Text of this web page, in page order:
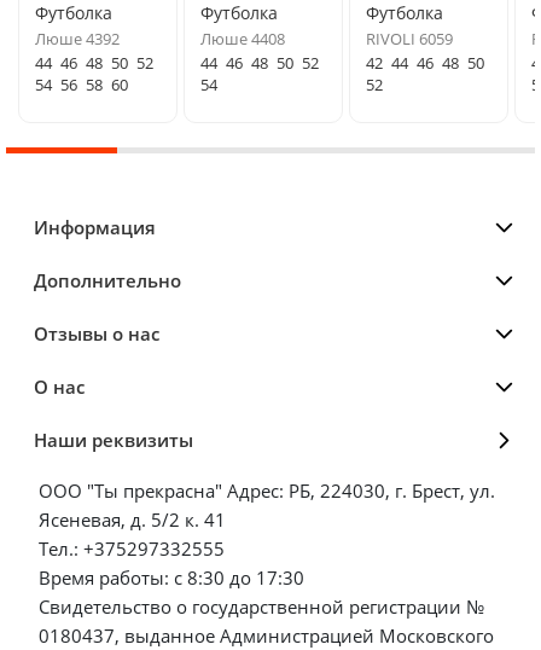
Футболка
Люше 4392
44 46 48 50 52
54 56 58 60
Футболка
Люше 4408
44 46 48 50 52
54
Футболка
RIVOLI 6059
42 44 46 48 50
52
Информация
Дополнительно
Отзывы о нас
О нас
Наши реквизиты
ООО "Ты прекрасна" Адрес: РБ, 224030, г. Брест, ул.
Ясеневая, д. 5/2 к. 41
Тел.: +375297332555
Время работы: с 8:30 до 17:30
Свидетельство о государственной регистрации №
0180437, выданное Администрацией Московского